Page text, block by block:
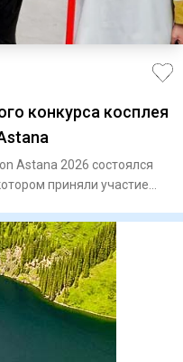
конкурса косплея
Astana 2026 состоялся
приняли участие